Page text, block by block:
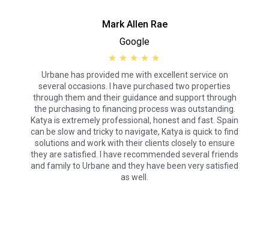
Mark Allen Rae
Google
Urbane has provided me with excellent service on
several occasions. I have purchased two properties
through them and their guidance and support through
the purchasing to financing process was outstanding.
Katya is extremely professional, honest and fast. Spain
can be slow and tricky to navigate, Katya is quick to find
solutions and work with their clients closely to ensure
they are satisfied. I have recommended several friends
and family to Urbane and they have been very satisfied
as well.